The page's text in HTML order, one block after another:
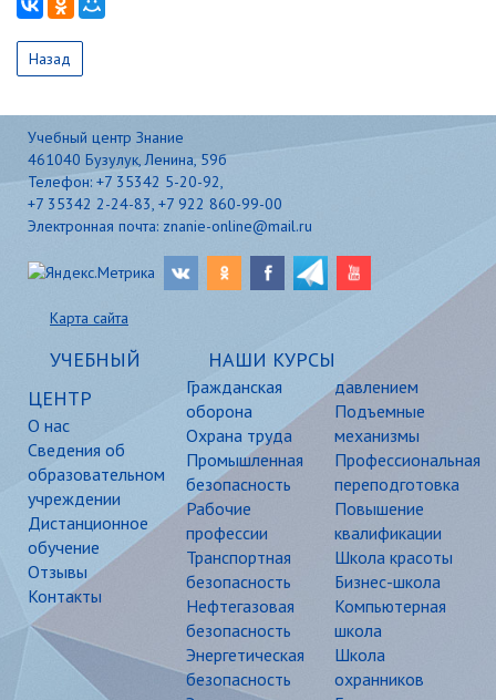
Назад
Учебный центр Знание
461040 Бузулук, Ленина, 59б
Телефон: +7 35342 5-20-92,
+7 35342 2-24-83, +7 922 860-99-00
Электронная почта: znanie-online@mail.ru
Карта сайта
УЧЕБНЫЙ
ЦЕНТР
О нас
Сведения об
образовательном
учреждении
Дистанционное
обучение
Отзывы
Контакты
НАШИ КУРСЫ
Гражданская
оборона
Охрана труда
Промышленная
безопасность
Рабочие
профессии
Транспортная
безопасность
Нефтегазовая
безопасность
Энергетическая
безопасность
давлением
Подъемные
механизмы
Профессиональная
переподготовка
Повышение
квалификации
Школа красоты
Бизнес-школа
Компьютерная
школа
Школа
охранников